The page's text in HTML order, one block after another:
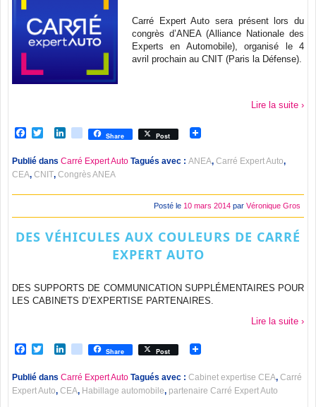
Carré Expert Auto sera présent lors du
congrès d’ANEA (Alliance Nationale des
Experts en Automobile), organisé le 4
avril prochain au CNIT (Paris la Défense).
Lire la suite ›
Facebook
TwitterLinkedIn
viadeoShare Post
Publié dans Carré Expert Auto Tagués avec : ANEA, Carré Expert Auto,
CEA, CNIT, Congrès ANEA
Posté le 10 mars 2014 par Véronique Gros
DES VÉHICULES AUX COULEURS DE CARRÉ
EXPERT AUTO
DES SUPPORTS DE COMMUNICATION SUPPLÉMENTAIRES POUR
LES CABINETS D’EXPERTISE PARTENAIRES.
Lire la suite ›
Facebook
TwitterLinkedIn
viadeoShare Post
Publié dans Carré Expert Auto Tagués avec : Cabinet expertise CEA, Carré
Expert Auto, CEA, Habillage automobile, partenaire Carré Expert Auto